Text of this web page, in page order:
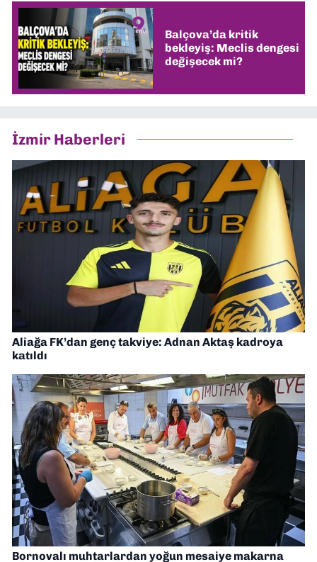
Balçova’da kritik
bekleyiş: Meclis dengesi
değişecek mi?
İzmir Haberleri
Aliağa FK’dan genç takviye: Adnan Aktaş kadroya
katıldı
Bornovalı muhtarlardan yoğun mesaiye makarna